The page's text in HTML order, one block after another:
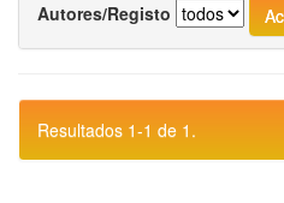
Autores/Registo
Resultados 1-1 de 1.